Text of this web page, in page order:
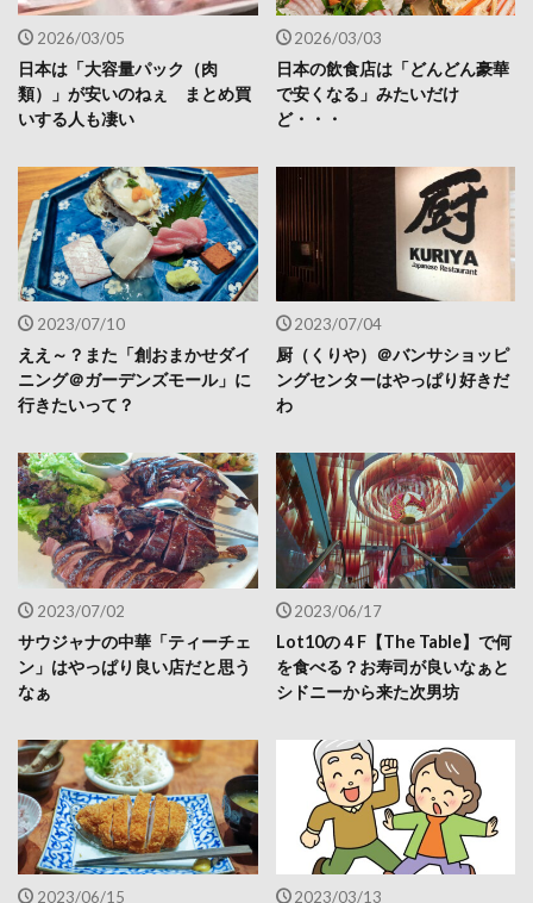
2026/03/05
日本は「大容量パック（肉
類）」が安いのねぇ まとめ買
いする人も凄い
2026/03/03
日本の飲食店は「どんどん豪華
で安くなる」みたいだけ
ど・・・
2023/07/10
ええ～？また「創おまかせダイ
ニング＠ガーデンズモール」に
行きたいって？
2023/07/04
厨（くりや）＠バンサショッピ
ングセンターはやっぱり好きだ
わ
2023/07/02
サウジャナの中華「ティーチェ
ン」はやっぱり良い店だと思う
なぁ
2023/06/17
Lot10の４F【The Table】で何
を食べる？お寿司が良いなぁと
シドニーから来た次男坊
2023/06/15 2023/03/13